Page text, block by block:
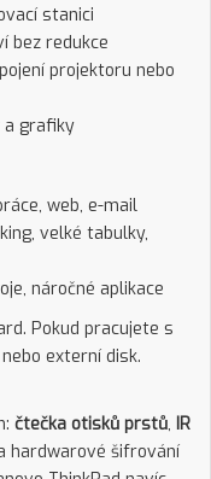
stanici
bez redukce
projektoru nebo
grafiky
web, e-mail
velké tabulky,
náročné aplikace
Pokud pracujete s
externí disk.
čtečka otisků prstů, IR
hardwarové šifrování